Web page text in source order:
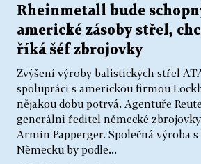
Rheinmetall bude
americké zásoby střel,
říká šéf zbrojovky
Zvýšení výroby balistických střel
spolupráci s americkou firmou
nějakou dobu potrvá. Agentuře
generální ředitel německé
Armin Papperger. Společná výroba
Německu by podle...